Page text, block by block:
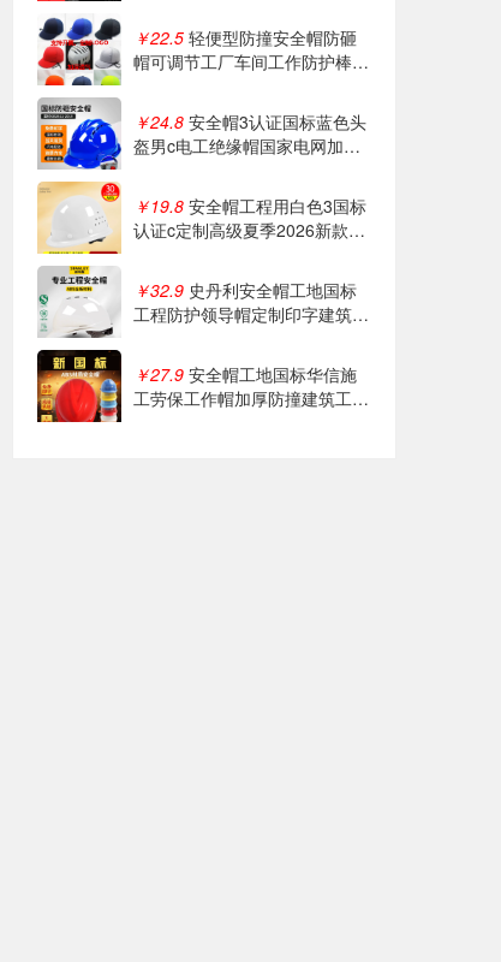
￥22.5 轻便型防撞安全帽防砸
帽可调节工厂车间工作防护棒球
￥24.8 安全帽3认证国标蓝色头
盔男c电工绝缘帽国家电网加厚
￥19.8 安全帽工程用白色3国标
认证c定制高级夏季2026新款透
￥32.9 史丹利安全帽工地国标
工程防护领导帽定制印字建筑施
￥27.9 安全帽工地国标华信施
工劳保工作帽加厚防撞建筑工程